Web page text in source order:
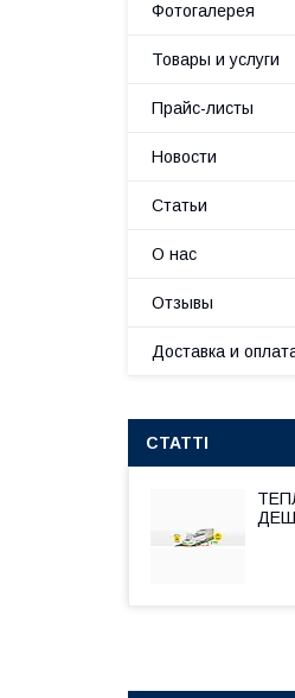
Фотогалерея
Товары и услуги
Прайс-листы
Новости
Статьи
О нас
Отзывы
Доставка и
СТАТТІ